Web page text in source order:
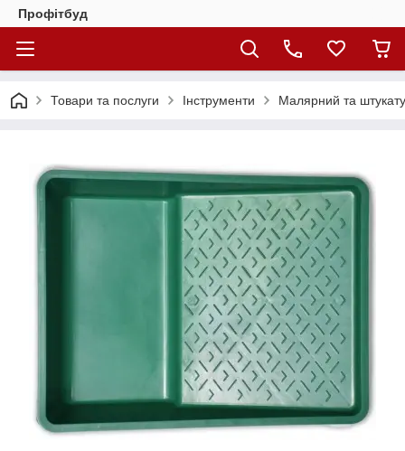
Профітбуд
Товари та послуги Інструменти Малярний та